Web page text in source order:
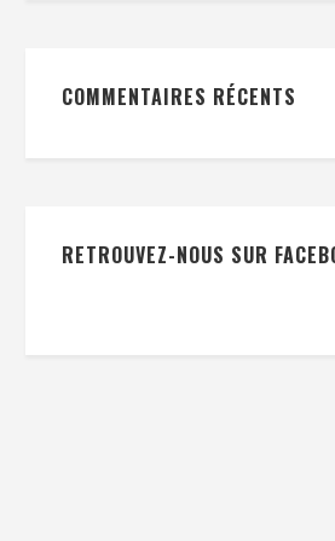
COMMENTAIRES RÉCENTS
RETROUVEZ-NOUS SUR